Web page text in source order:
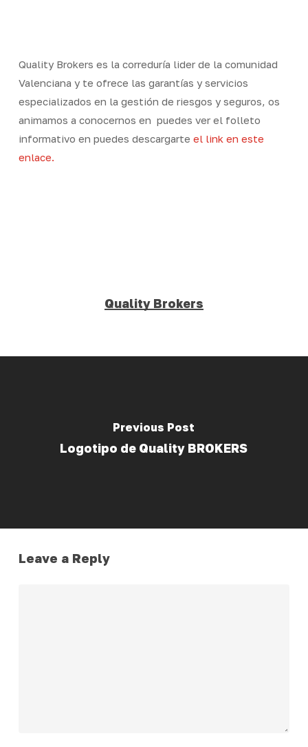
contentQuality Brokers es la correduría lider de la comunidad
Valenciana y te ofrece las garantías y servicios
especializados en la gestión de riesgos y seguros, os
animamos a conocernos en puedes ver el folleto
informativo en puedes descargarte el link en este
enlace.
Quality Brokers
Previous Post
Logotipo de Quality BROKERS
Leave a Reply
Menu